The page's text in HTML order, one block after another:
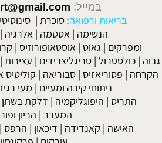
במייל:
בריאות ורפואה: סוכרת |
הנשימה | אסטמה | אלרגיה |
ומפרקים | גאוט | אוסטאופורוזיס |
גבוה |כולסטרול |טריגליצרידים | עצירות |
הקרחה | פסוריאזיס |סבוריאה | קוליטיס
ניתוחי קיבה ומעיים | מעי
התריס | היפוגליקמיה | דלקת בשתן
המעבר | הריון
האישה | קאנדידה | דיכאון | הרפס |